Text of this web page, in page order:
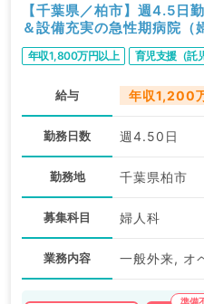
【千葉県／柏市】週4.5
＆設備充実の急性期病院（
年収1,800万円以上 育児支援（託
給与 年収1,200
勤務日数 週4.50日
勤務地 千葉県柏市
募集科目 婦人科
業務内容